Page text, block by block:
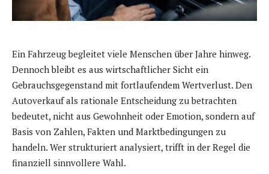
Ein Fahrzeug begleitet viele Menschen über Jahre hinweg.
Dennoch bleibt es aus wirtschaftlicher Sicht ein
Gebrauchsgegenstand mit fortlaufendem Wertverlust. Den
Autoverkauf als rationale Entscheidung zu betrachten
bedeutet, nicht aus Gewohnheit oder Emotion, sondern auf
Basis von Zahlen, Fakten und Marktbedingungen zu
handeln. Wer strukturiert analysiert, trifft in der Regel die
finanziell sinnvollere Wahl.